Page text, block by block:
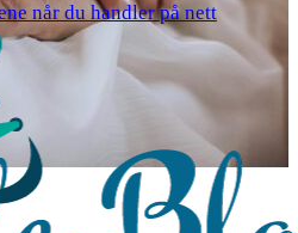
når du handler på nett